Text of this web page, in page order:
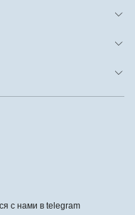
с нами в telegram